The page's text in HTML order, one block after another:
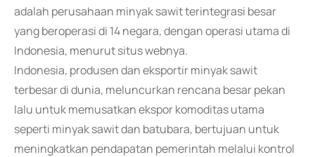
adalah perusahaan minyak sawit terintegrasi besar
yang beroperasi di 14 negara, dengan operasi utama di
Indonesia, menurut situs webnya.
Indonesia, produsen dan eksportir minyak sawit
terbesar di dunia, meluncurkan rencana besar pekan
lalu untuk memusatkan ekspor komoditas utama
seperti minyak sawit dan batubara, bertujuan untuk
meningkatkan pendapatan pemerintah melalui kontrol